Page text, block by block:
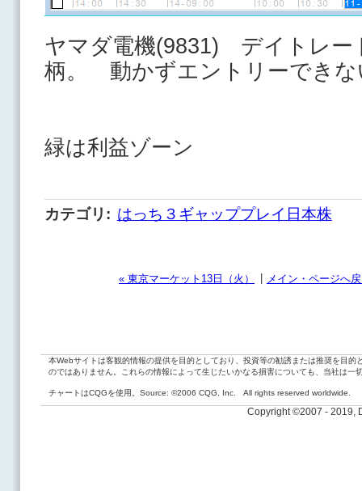
ヤマダ電機(9831) デイトレー
柄。 動かずエントリーでき
緑は利益ゾーン
カテゴリ : はっち３ギャッププレイ日本株
« 東京マーケット13日（火） | メイン・ページへ
本Webサイトは客観的情報の提供を目的としており、投資等の勧誘または推奨を目
のではありません。これらの情報によって生じたいかなる損害についても、当社は一
チャートはCQGを使用。Source: ©2006 CQG, Inc. All rights reserved worldwide.
Copyright ©2007 - 2019,